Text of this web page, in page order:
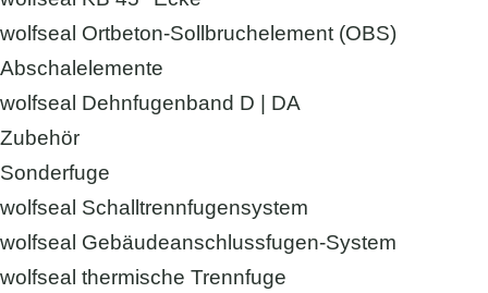
wolfseal Ortbeton-Sollbruchelement (OBS)
Abschalelemente
wolfseal Dehnfugenband D | DA
Zubehör
Sonderfuge
wolfseal Schalltrennfugensystem
wolfseal Gebäudeanschlussfugen-System
wolfseal thermische Trennfuge